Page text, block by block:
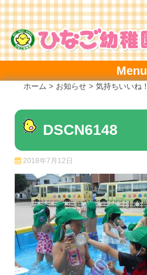
Skip
to
content
Menu
ホーム > お知らせ > 気持ちいいね！
DSCN6148
2018年7月12日